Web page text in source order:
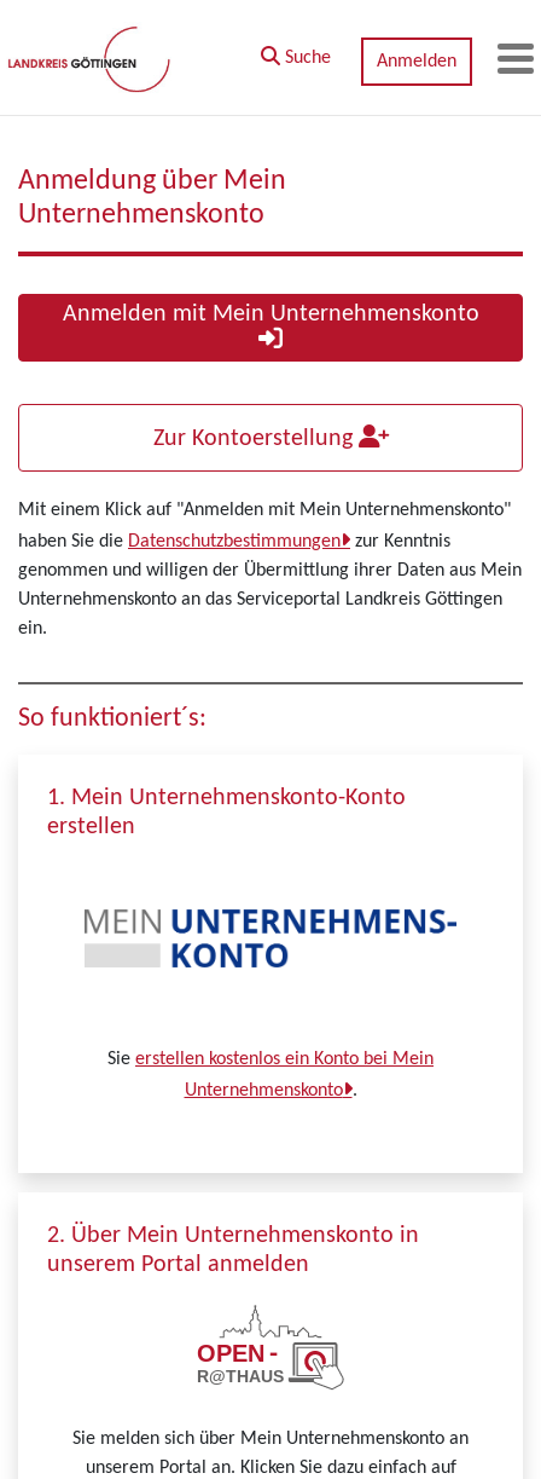
Zum Hauptinhalt springen
Suche Anmelden
Anmeldung über Mein
Unternehmenskonto
Anmelden mit Mein Unternehmenskonto
Zur Kontoerstellung
Mit einem Klick auf "Anmelden mit Mein Unternehmenskonto"
haben Sie die Datenschutzbestimmungen
zur Kenntnis
genommen und willigen der Übermittlung ihrer Daten aus Mein
Unternehmenskonto an das Serviceportal Landkreis Göttingen
ein.
So funktioniert´s:
1. Mein Unternehmenskonto-Konto
erstellen
Sie erstellen kostenlos ein Konto bei Mein
Unternehmenskonto .
2. Über Mein Unternehmenskonto in
unserem Portal anmelden
Sie melden sich über Mein Unternehmenskonto an
unserem Portal an. Klicken Sie dazu einfach auf